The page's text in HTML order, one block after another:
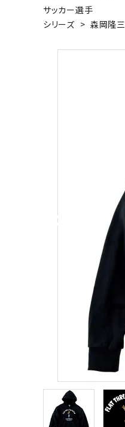
キャンベル料理長
サッカー選手
シリーズ > 森岡隆三